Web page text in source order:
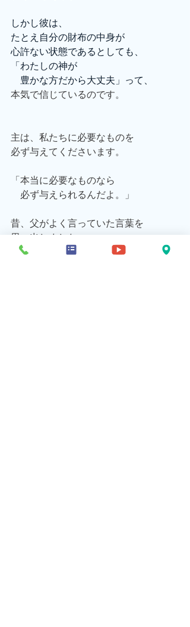
しかし彼は、
たとえ自分の財布の中身が
心許ない状態であるとしても、
「わたしの神が
豊かな方だから大丈夫」って、
本気で信じているのです。
主は、私たちに必要なものを
必ず与えてくださいます。
「本当に必要なものなら
必ず与えられるんだよ。」
昔、父がよく言っていた言葉を
思い出しました。